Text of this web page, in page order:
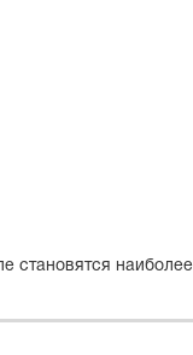
становятся наиболее